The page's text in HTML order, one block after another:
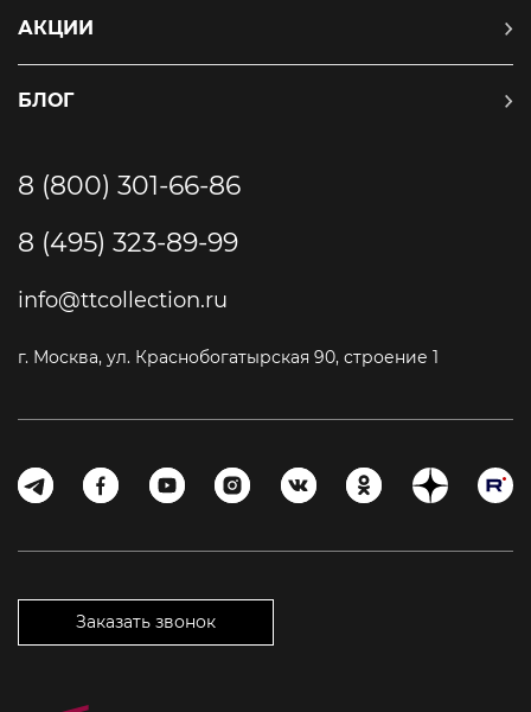
АКЦИИ
БЛОГ
8 (800) 301-66-86
8 (495) 323-89-99
info@ttcollection.ru
г. Москва, ул. Краснобогатырская 90, строение 1
Заказать звонок